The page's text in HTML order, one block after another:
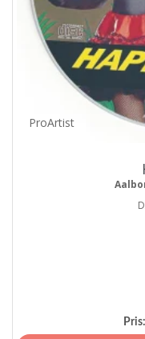
ProArtist
Pris: